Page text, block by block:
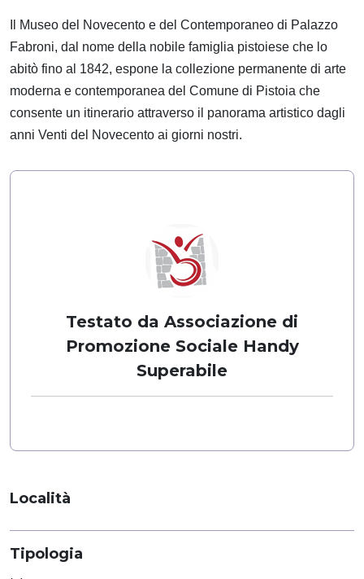
Il Museo del Novecento e del Contemporaneo di Palazzo
Fabroni, dal nome della nobile famiglia pistoiese che lo
abitò fino al 1842, espone la collezione permanente di arte
moderna e contemporanea del Comune di Pistoia che
consente un itinerario attraverso il panorama artistico dagli
anni Venti del Novecento ai giorni nostri.
Testato da Associazione di
Promozione Sociale Handy
Superabile
Località
Tipologia